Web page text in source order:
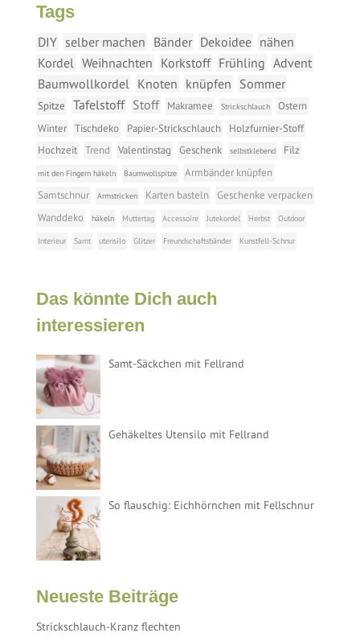
Tags
DIY selber machen Bänder Dekoidee nähen
Kordel Weihnachten Korkstoff Frühling Advent
Baumwollkordel
Knoten knüpfen Sommer
Spitze Tafelstoff Stoff Makramee Strickschlauch
Ostern
Winter
Tischdeko Papier-Strickschlauch
Holzfurnier-Stoff
Hochzeit
Trend Valentinstag Geschenk selbstklebend Filz
mit den Fingern häkeln Baumwollspitze
Armbänder knüpfen
Samtschnur
Armstricken Karten basteln
Geschenke verpacken
Wanddeko
häkeln Muttertag Accessoire Jutekordel Herbst Outdoor
Interieur Samt utensilo Glitzer Freundschaftsbänder Kunstfell-Schnur
Das könnte Dich auch
interessieren
Samt-Säckchen mit Fellrand
Gehäkeltes Utensilo mit Fellrand
So flauschig: Eichhörnchen mit Fellschnur
Neueste Beiträge
Strickschlauch-Kranz flechten